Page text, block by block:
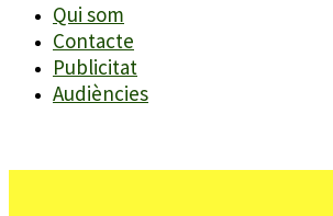
Qui som
Contacte
Publicitat
Audiències